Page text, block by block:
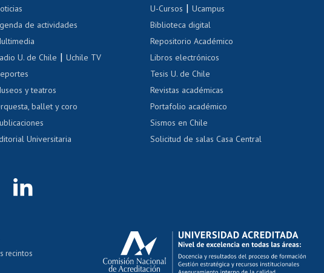
Certificado de renta
Certificado de renta
Cursos de español
laboral, sexual y violencia Denuncias administrativas
de actividades
U. de Chile |Uchile TV
y teatros
ballet y coro
Universitaria
U-Cursos |Ucampus
Biblioteca digital
Repositorio Académico
Libros electrónicos
Tesis U. de Chile
Revistas académicas
Portafolio académico
Sismos en Chile
Solicitud de salas Casa Central
recintos